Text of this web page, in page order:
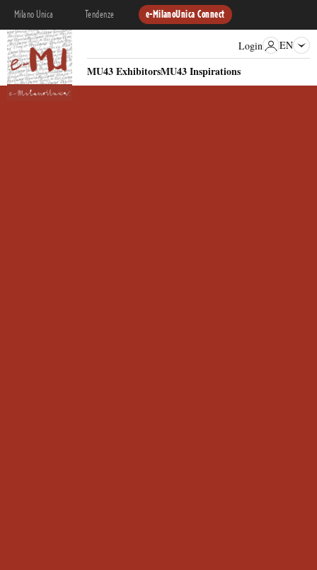
Milano Unica Tendenze e-MilanoUnica Connect
MU43 ExhibitorsMU43 Inspirations
Login EN